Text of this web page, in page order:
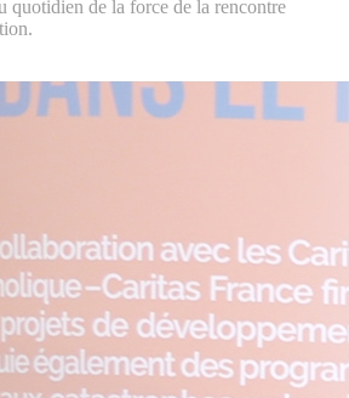
quotidien de la force de la rencontre